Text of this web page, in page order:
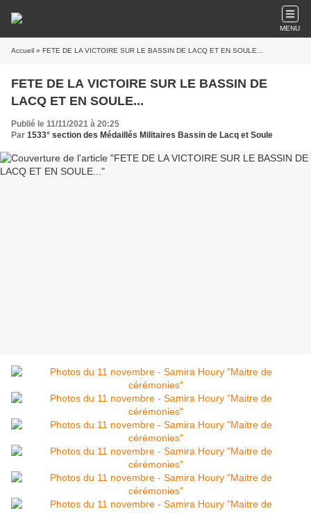
MENU
Accueil » FETE DE LA VICTOIRE SUR LE BASSIN DE LACQ ET EN SOULE...
FETE DE LA VICTOIRE SUR LE BASSIN DE
LACQ ET EN SOULE...
Publié le 11/11/2021 à 20:25
Par 1533° section des Médaillés Militaires Bassin de Lacq et Soule